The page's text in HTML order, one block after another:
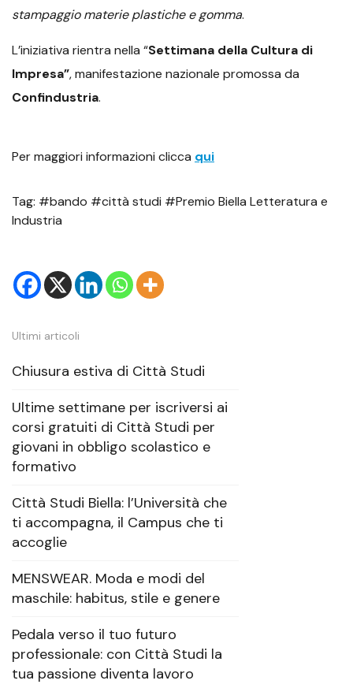
stampaggio materie plastiche e gomma.
L’iniziativa rientra nella “Settimana della Cultura di
Impresa”, manifestazione nazionale promossa da
Confindustria.
Per maggiori informazioni clicca qui
Tag: #bando #città studi #Premio Biella Letteratura e
Industria
Ultimi articoli
Chiusura estiva di Città Studi
Ultime settimane per iscriversi ai
corsi gratuiti di Città Studi per
giovani in obbligo scolastico e
formativo
Città Studi Biella: l’Università che
ti accompagna, il Campus che ti
accoglie
MENSWEAR. Moda e modi del
maschile: habitus, stile e genere
Pedala verso il tuo futuro
professionale: con Città Studi la
tua passione diventa lavoro